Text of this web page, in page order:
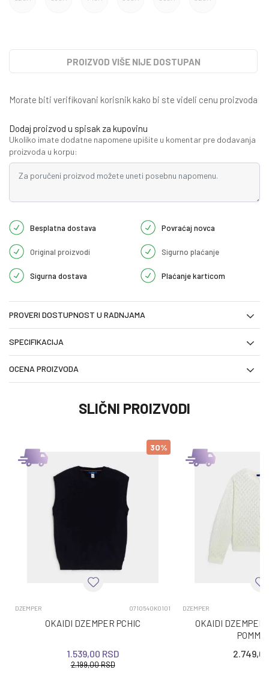
PROIZVOD VIŠE NIJE DOSTUPAN
Morate biti verifikovani korisnik kako bi ste videli cenu proizvoda
Dodaj proizvod u spisak za kupovinu
Ukoliko imate dodatne napomene upišite u komentar pre dodavanja
proizvoda u korpu:
Besplatna dostava Povraćaj novca
Original proizvodi Sigurno plaćanje
Sigurna dostava Plaćanje karticom
PROVERI DOSTUPNOST U RADNJAMA
SPECIFIKACIJA
OCENA PROIZVODA
SLIČNI PROIZVODI
30%
DZEMPER 0710540K0101
OKAIDI DZEMPER PCHIC
1.539,00 RSD
2.199,00RSD
DZEMPER
OKAIDI DZEMPER
2.749,00